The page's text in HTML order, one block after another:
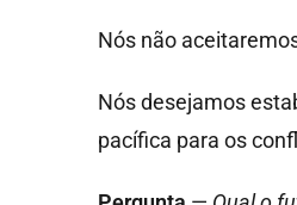
Nós não
Nós desejamos
pacífica para os